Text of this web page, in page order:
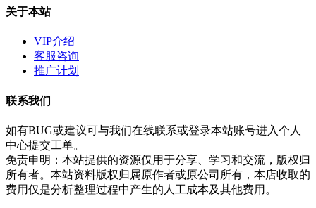
关于本站
VIP介绍
客服咨询
推广计划
联系我们
如有BUG或建议可与我们在线联系或登录本站账号进入个人
中心提交工单。
免责申明：本站提供的资源仅用于分享、学习和交流，版权归
所有者。本站资料版权归属原作者或原公司所有，本店收取的
费用仅是分析整理过程中产生的人工成本及其他费用。